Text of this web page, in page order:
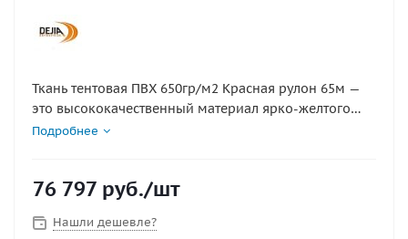
Ткань тентовая ПВХ 650гр/м2 Красная рулон 65м —
это высококачественный материал ярко-желтого
цвета, предназначенный для создания тентов,
отличными водонепроницаемыми и
идеальной для использования в самых различных
Подробнее
76 797 руб./шт
Нашли дешевле?